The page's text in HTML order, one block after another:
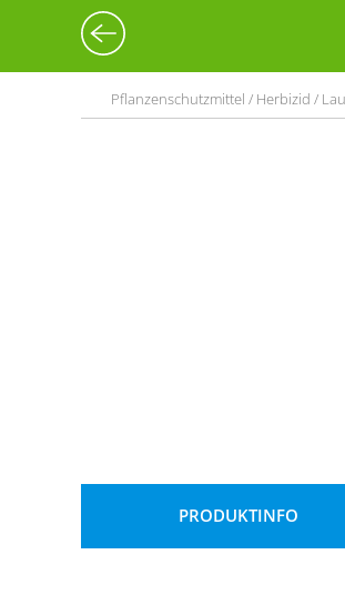
Pflanzenschutzmittel / Herbizid /
PRODUKTINFO